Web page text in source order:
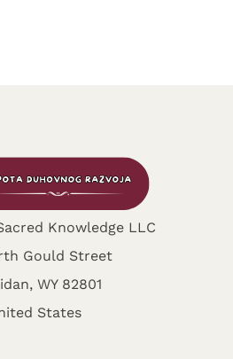
Knowledge LLC
Gould Street
WY 82801
States